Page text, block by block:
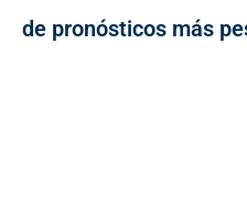
de pronósticos más